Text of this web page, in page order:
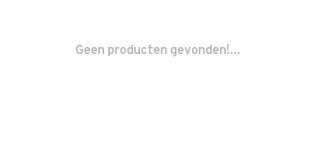
Geen producten gevonden!...